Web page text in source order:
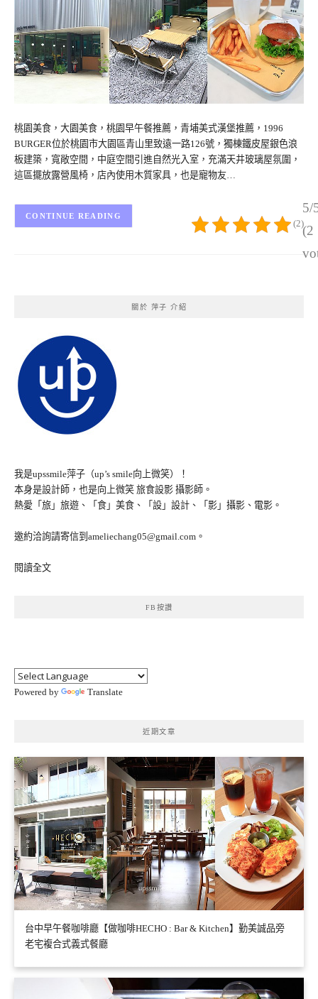
桃園美食，大園美食，桃園早午餐推薦，青埔美式漢堡推薦，1996
BURGER位於桃園市大園區青山里致遠一路126號，獨棟鐵皮屋銀色浪
板建築，寬敞空間，中庭空間引進自然光入室，充滿天井玻璃屋氛圍，
這區擺放露營風椅，店內使用木質家具，也是寵物友…
5/
(2
(2)
CONTINUE READING
關於 萍子 介紹
我是upssmile萍子（up’s smile向上微笑）！
本身是設計師，也是向上微笑 旅食設影 攝影師。
熱愛「旅」旅遊、「食」美食、「設」設計、「影」攝影、電影。
邀約洽詢請寄信到ameliechang05@gmail.com。
閱讀全文
FB按讚
Powered by Translate
近期文章
台中早午餐咖啡廳【做咖啡HECHO : Bar & Kitchen】勤美誠品旁
老宅複合式義式餐廳